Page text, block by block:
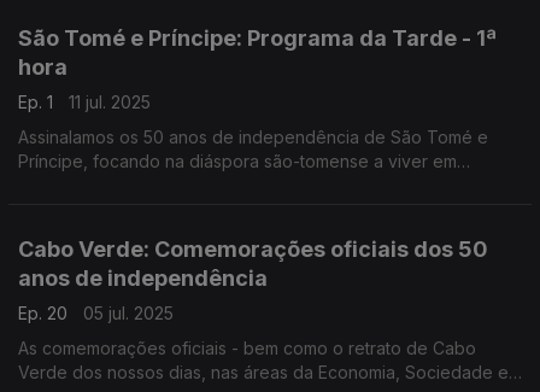
São Tomé e Príncipe: Programa da Tarde - 1ª
hora
Ep. 1
11 jul. 2025
Assinalamos os 50 anos de independência de São Tomé e
Príncipe, focando na diáspora são-tomense a viver em
Cabo Verde: Comemorações oficiais dos 50
anos de independência
Ep. 20
05 jul. 2025
As comemorações oficiais - bem como o retrato de Cabo
Verde dos nossos dias, nas áreas da Economia, Sociedade e